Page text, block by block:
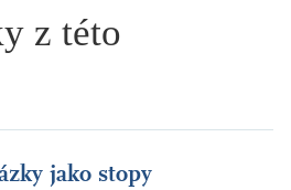
z této
jako stopy